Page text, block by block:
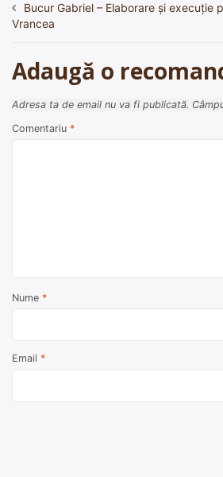
Navigare
articole
Bucur Gabriel – Elaborare și execuție
Vrancea
Adaugă o
Adresa ta de email nu va fi publicată.
Comentariu *
Nume *
Email *